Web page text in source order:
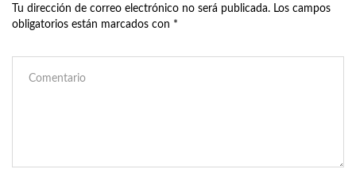
Tu dirección de correo electrónico no será publicada. Los campos
obligatorios están marcados con *